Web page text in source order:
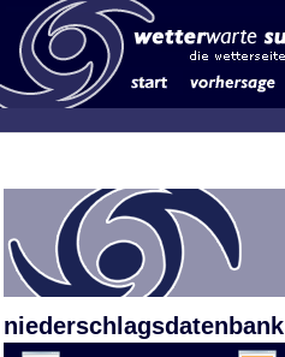
niederschlagsdatenbank